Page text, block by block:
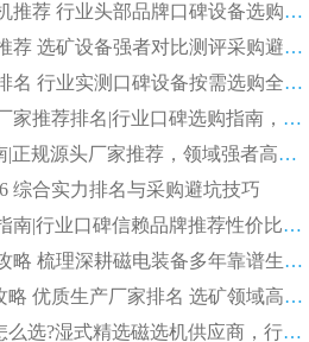
2026 选矿老板必看永磁筒磁选机推荐 行业头部品牌口碑设备选购全攻略
2026 高分永磁筒式磁选机品牌推荐 选矿设备强者对比测评采购避坑全攻略
2026 国内平板磁选机靠谱厂家排名 行业实测口碑设备按需选购全指南
2026 滚筒式除铁永磁滚筒生产厂家推荐排名|行业口碑选购指南，领域强者源头厂商精选
2026磁选机公司排行榜选购指南|正规源头厂家推荐，领域强者高性价比靠谱信赖品牌
综合实力排名与采购避坑技巧
2026 磁选机正规厂家排名选购指南|行业口碑信赖品牌推荐性价比高靠谱磁电企业
2026 矿山干式立式磁选机选型攻略 梳理深耕磁电装备多年靠谱生产厂商
2026干湿永磁矿山磁选机选型攻略 优质生产厂家排名 选矿领域高口碑品牌推荐指南
2026低耗湿式精​选磁选机厂家怎么选?湿式精选磁选机供应商，行业认可度较高生产厂家华体会手机网页版-华体会(中国) 全面解析